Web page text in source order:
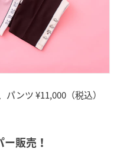
ンツ ¥11,000（税込）
販売！